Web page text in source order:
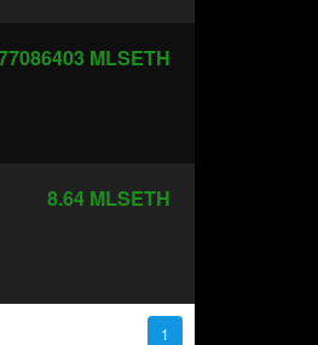
MLSETH
8.64 MLSETH
1